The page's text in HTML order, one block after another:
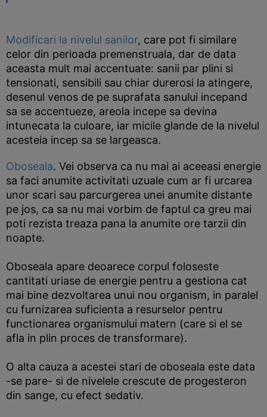
Modificari la nivelul sanilor, care pot fi similare
celor din perioada premenstruala, dar de data
aceasta mult mai accentuate: sanii par plini si
tensionati, sensibili sau chiar durerosi la atingere,
desenul venos de pe suprafata sanului incepand
sa se accentueze, areola incepe sa devina
intunecata la culoare, iar micile glande de la nivelul
acesteia incep sa se largeasca.
Oboseala. Vei observa ca nu mai ai aceeasi energie
sa faci anumite activitati uzuale cum ar fi urcarea
unor scari sau parcurgerea unei anumite distante
pe jos, ca sa nu mai vorbim de faptul ca greu mai
poti rezista treaza pana la anumite ore tarzii din
noapte.
Oboseala apare deoarece corpul foloseste
cantitati uriase de energie pentru a gestiona cat
mai bine dezvoltarea unui nou organism, in paralel
cu furnizarea suficienta a resurselor pentru
functionarea organismului matern (care si el se
afla in plin proces de transformare).
O alta cauza a acestei stari de oboseala este data
-se pare- si de nivelele crescute de progesteron
din sange, cu efect sedativ.